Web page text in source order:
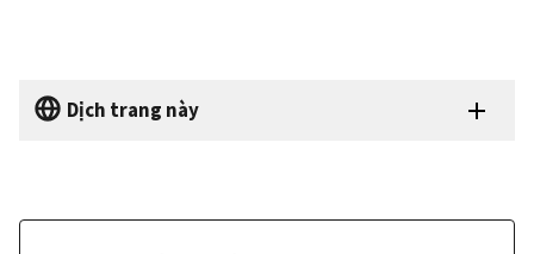
Dịch trang này